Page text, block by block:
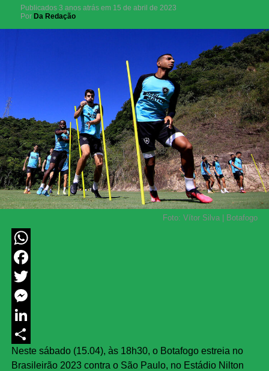
Publicados 3 anos atrás em 15 de abril de 2023
Por Da Redação
Foto: Vítor Silva | Botafogo
WhatsApp
Facebook
Twitter
Messenger
LinkedIn
Share
Neste sábado (15.04), às 18h30, o Botafogo estreia no
Brasileirão 2023 contra o São Paulo, no Estádio Nilton